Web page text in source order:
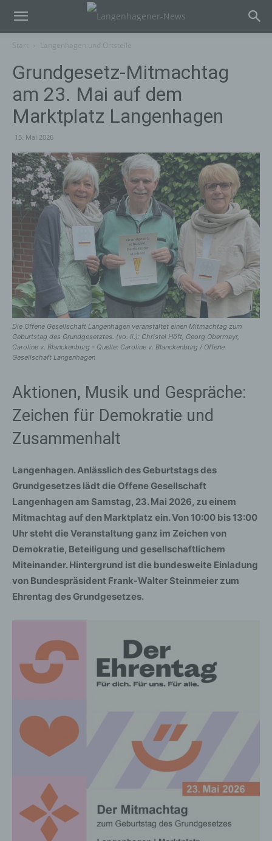
Grundgesetz-Mitmachtag
am 23. Mai auf dem
Marktplatz Langenhagen
15. Mai 2026
Die Offene Gesellschaft Langenhagen veranstaltet einen Mitmachtag zum
Geburtstag des Grundgesetztes. (vo. li.): Christel Höft, Georg Obermayr,
Caroline v. Blanckenburg - Quelle: Caroline v. Blanckenburg / Offene
Gesellschaft Langenhagen
Aktionen, Musik und Gespräche:
Zeichen für Demokratie und
Zusammenhalt
Langenhagen. Anlässlich des Geburtstags des
Grundgesetzes lädt die Offene Gesellschaft
Langenhagen am Samstag, 23. Mai 2026, zu einem
Mitmachtag auf den Marktplatz ein. Von 10:00 bis 13:00
Uhr steht die Veranstaltung ganz im Zeichen von
Demokratie, Beteiligung und gesellschaftlichem
Miteinander. Hintergrund ist die bundesweite Einladung
von Bundespräsident Frank-Walter Steinmeier zum
Ehrentag des Grundgesetzes.